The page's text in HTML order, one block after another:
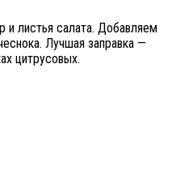
листья салата. Добавляем
Лучшая заправка —
цитрусовых.